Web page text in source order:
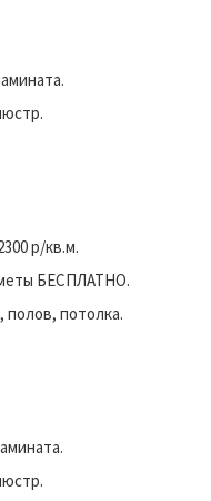
р/кв.м.
БЕСПЛАТНО.
потолка.